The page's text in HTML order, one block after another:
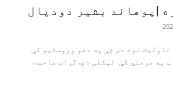
|پوهاند بشیر دودیال
نوم دی چې په دغو وروستیو کې
په جرمني کې لیکلی دی. تُراب صاحب...